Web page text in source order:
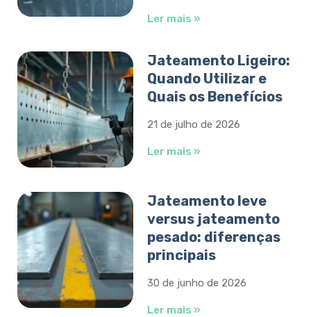
Ler mais »
Jateamento Ligeiro:
Quando Utilizar e
Quais os Benefícios
21 de julho de 2026
Ler mais »
Jateamento leve
versus jateamento
pesado: diferenças
principais
30 de junho de 2026
Ler mais »